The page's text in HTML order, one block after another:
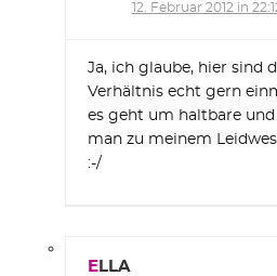
12. Februar 2012 in
Ja, ich glaube, hier sind
Verhältnis echt gern
es geht um haltbare
man zu meinem
:-/
ELLA